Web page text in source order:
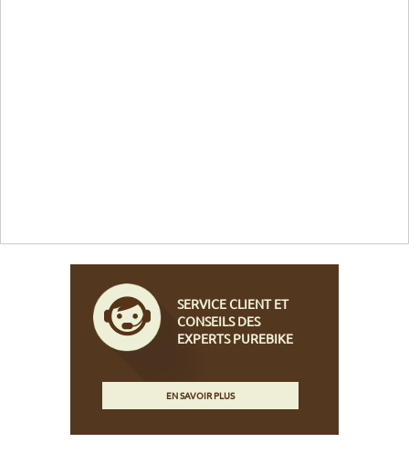
SERVICE CLIENT ET
CONSEILS DES
EXPERTS PUREBIKE
EN SAVOIR PLUS